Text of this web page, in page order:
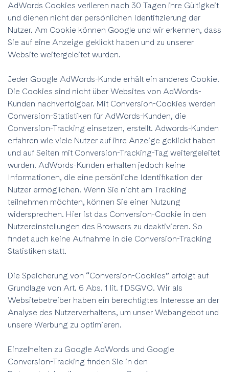
AdWords Cookies verlieren nach 30 Tagen ihre Gültigkeit
und dienen nicht der persönlichen Identifizierung der
Nutzer. Am Cookie können Google und wir erkennen, dass
Sie auf eine Anzeige geklickt haben und zu unserer
Website weitergeleitet wurden.
Jeder Google AdWords-Kunde erhält ein anderes Cookie.
Die Cookies sind nicht über Websites von AdWords-
Kunden nachverfolgbar. Mit Conversion-Cookies werden
Conversion-Statistiken für AdWords-Kunden, die
Conversion-Tracking einsetzen, erstellt. Adwords-Kunden
erfahren wie viele Nutzer auf ihre Anzeige geklickt haben
und auf Seiten mit Conversion-Tracking-Tag weitergeleitet
wurden. AdWords-Kunden erhalten jedoch keine
Informationen, die eine persönliche Identifikation der
Nutzer ermöglichen. Wenn Sie nicht am Tracking
teilnehmen möchten, können Sie einer Nutzung
widersprechen. Hier ist das Conversion-Cookie in den
Nutzereinstellungen des Browsers zu deaktivieren. So
findet auch keine Aufnahme in die Conversion-Tracking
Statistiken statt.
Die Speicherung von “Conversion-Cookies” erfolgt auf
Grundlage von Art. 6 Abs. 1 lit. f DSGVO. Wir als
Websitebetreiber haben ein berechtigtes Interesse an der
Analyse des Nutzerverhaltens, um unser Webangebot und
unsere Werbung zu optimieren.
Einzelheiten zu Google AdWords und Google
Conversion-Tracking finden Sie in den